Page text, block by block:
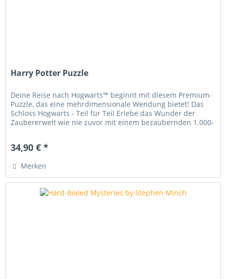
Harry Potter Puzzle
Deine Reise nach Hogwarts™ beginnt mit diesem Premium-
Puzzle, das eine mehrdimensionale Wendung bietet! Das
Schloss Hogwarts - Teil für Teil Erlebe das Wunder der
Zaubererwelt wie nie zuvor mit einem bezaubernden 1.000-
34,90 € *
Merken